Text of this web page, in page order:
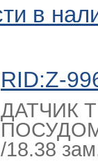
в
RID:Z-
ДАТЧИК
/18.38